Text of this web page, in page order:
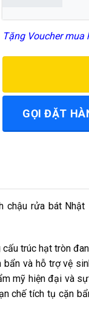
Tặng Voucher mua
GỌI ĐẶT
chậu rửa bát Nhật
trúc hạt tròn
bẩn và hỗ trợ vệ
mỹ hiện đại và
chế tích tụ cặn